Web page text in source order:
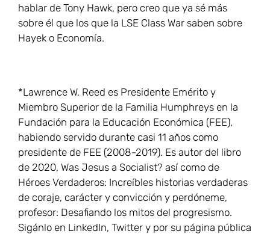
hablar de Tony Hawk, pero creo que ya sé más
sobre él que los que la LSE Class War saben sobre
Hayek o Economía.
*Lawrence W. Reed es Presidente Emérito y
Miembro Superior de la Familia Humphreys en la
Fundación para la Educación Económica (FEE),
habiendo servido durante casi 11 años como
presidente de FEE (2008-2019). Es autor del libro
de 2020, Was Jesus a Socialist? así como de
Héroes Verdaderos: Increíbles historias verdaderas
de coraje, carácter y convicción y perdóneme,
profesor: Desafiando los mitos del progresismo.
Sigánlo en LinkedIn, Twitter y por su página pública